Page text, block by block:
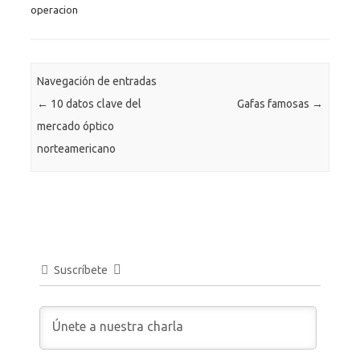
operacion
Navegación de entradas
← 10 datos clave del
mercado óptico
norteamericano
Gafas famosas →
Suscríbete